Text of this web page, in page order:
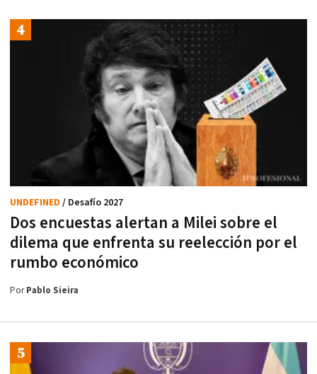
Dos encuestas alertan a Milei sobre el
dilema que enfrenta su reelección por el
rumbo económico
UNDEFINED / Desafío 2027
PorPablo Sieira